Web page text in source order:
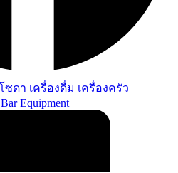
ซดา เครื่องดื่ม เครื่องครัว
Equipment